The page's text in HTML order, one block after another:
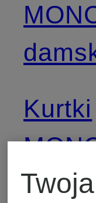
Kurtki